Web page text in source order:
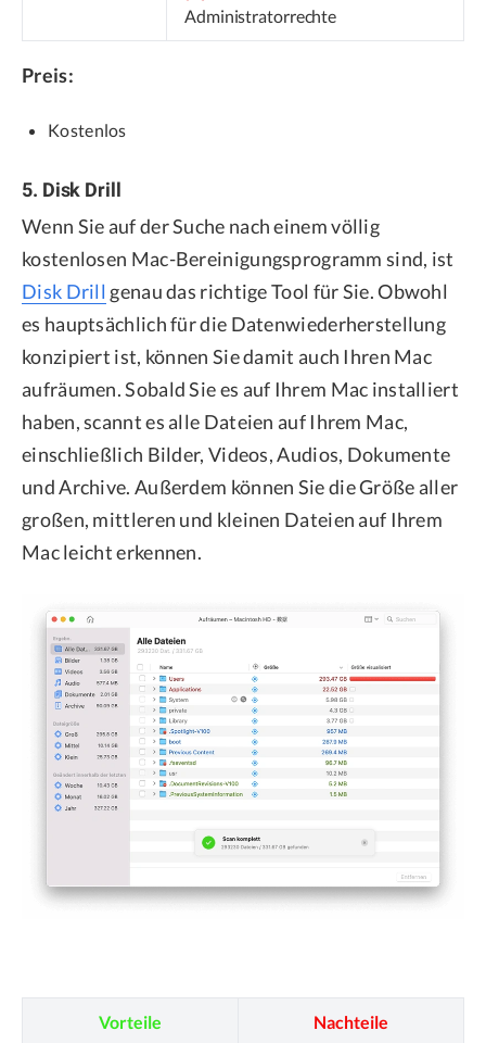
Administratorrechte
Preis:
Kostenlos
5. Disk Drill
Wenn Sie auf der Suche nach einem völlig
kostenlosen Mac-Bereinigungsprogramm sind, ist
Disk Drill genau das richtige Tool für Sie. Obwohl
es hauptsächlich für die Datenwiederherstellung
konzipiert ist, können Sie damit auch Ihren Mac
aufräumen. Sobald Sie es auf Ihrem Mac installiert
haben, scannt es alle Dateien auf Ihrem Mac,
einschließlich Bilder, Videos, Audios, Dokumente
und Archive. Außerdem können Sie die Größe aller
großen, mittleren und kleinen Dateien auf Ihrem
Mac leicht erkennen.
Vorteile Nachteile